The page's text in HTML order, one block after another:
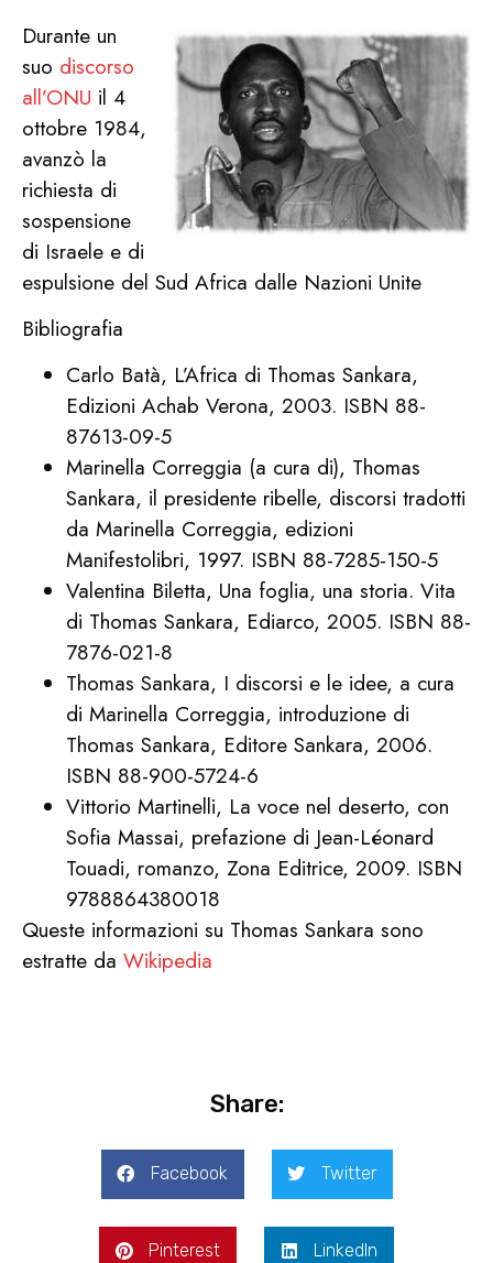
Durante un
suo discorso
all’ONU il 4
ottobre 1984,
avanzò la
richiesta di
sospensione
di Israele e di
espulsione del Sud Africa dalle Nazioni Unite
Bibliografia
Carlo Batà, L’Africa di Thomas Sankara,
Edizioni Achab Verona, 2003. ISBN 88-
87613-09-5
Marinella Correggia (a cura di), Thomas
Sankara, il presidente ribelle, discorsi tradotti
da Marinella Correggia, edizioni
Manifestolibri, 1997. ISBN 88-7285-150-5
Valentina Biletta, Una foglia, una storia. Vita
di Thomas Sankara, Ediarco, 2005. ISBN 88-
7876-021-8
Thomas Sankara, I discorsi e le idee, a cura
di Marinella Correggia, introduzione di
Thomas Sankara, Editore Sankara, 2006.
ISBN 88-900-5724-6
Vittorio Martinelli, La voce nel deserto, con
Sofia Massai, prefazione di Jean-Léonard
Touadi, romanzo, Zona Editrice, 2009. ISBN
9788864380018
Queste informazioni su Thomas Sankara sono
estratte da Wikipedia
Share:
Facebook Twitter
Pinterest LinkedIn